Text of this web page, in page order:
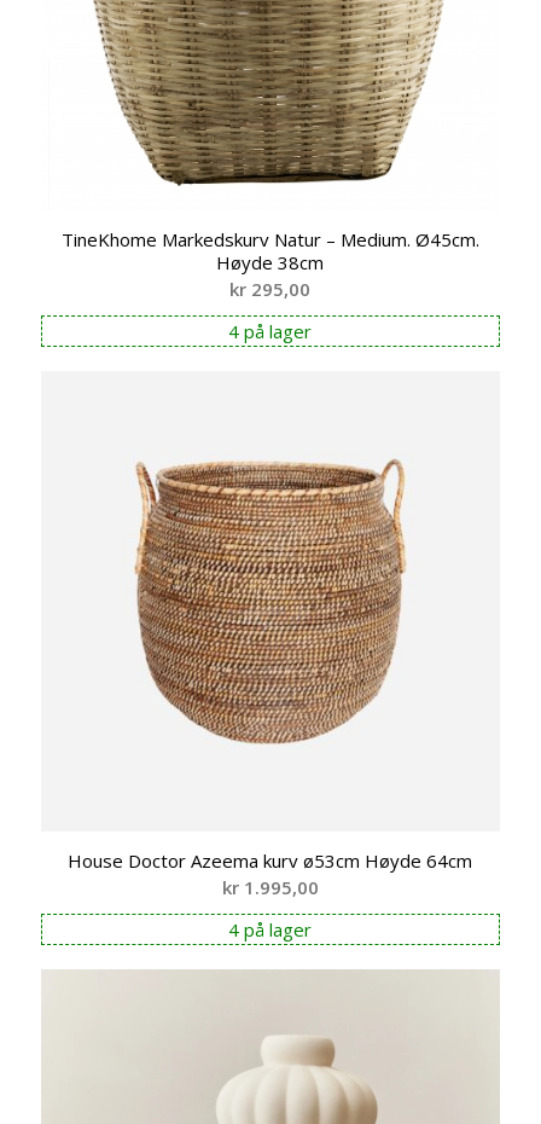
TineKhome Markedskurv Natur – Medium. Ø45cm.
Høyde 38cm
kr 295,00
4 på lager
House Doctor Azeema kurv ø53cm Høyde 64cm
kr1.995,00
4 på lager